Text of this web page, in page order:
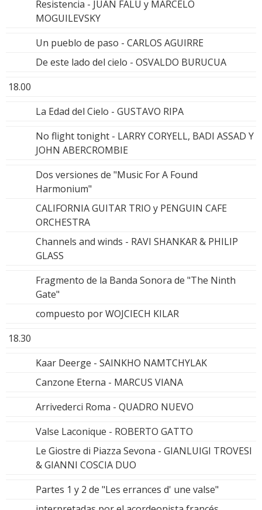
Resistencia - JUAN FALU y MARCELO
MOGUILEVSKY
Un pueblo de paso - CARLOS AGUIRRE
De este lado del cielo - OSVALDO BURUCUA
18.00
La Edad del Cielo - GUSTAVO RIPA
No flight tonight - LARRY CORYELL, BADI ASSAD Y
JOHN ABERCROMBIE
Dos versiones de "Music For A Found
Harmonium"
CALIFORNIA GUITAR TRIO y PENGUIN CAFE
ORCHESTRA
Channels and winds - RAVI SHANKAR & PHILIP
GLASS
Fragmento de la Banda Sonora de "The Ninth
Gate"
compuesto por WOJCIECH KILAR
18.30
Kaar Deerge - SAINKHO NAMTCHYLAK
Canzone Eterna - MARCUS VIANA
Arrivederci Roma - QUADRO NUEVO
Valse Laconique - ROBERTO GATTO
Le Giostre di Piazza Sevona - GIANLUIGI TROVESI
& GIANNI COSCIA DUO
Partes 1 y 2 de "Les errances d' une valse"